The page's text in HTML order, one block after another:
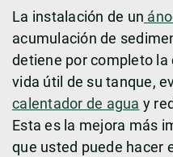
La instalación de un
acumulación de
detiene por completo la
vida útil de su tanque,
calentador de agua y
Esta es la mejora más
que usted puede hacer